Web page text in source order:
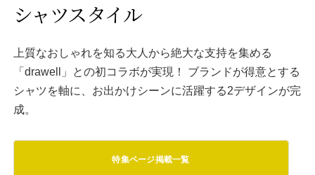
シャツスタイル
上質なおしゃれを知る大人から絶大な支持を集める
「drawell」との初コラボが実現！ ブランドが得意とする
シャツを軸に、お出かけシーンに活躍する2デザインが完
成。
特集ページ掲載一覧